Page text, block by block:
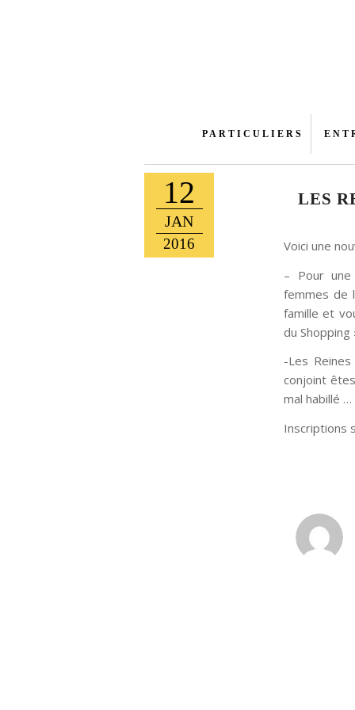
PARTICULIERS
12
JAN
2016
LES
Voici une
– Pour
femmes de
famille et
du Shopping
-Les
conjoint
mal habillé
Inscriptions
: